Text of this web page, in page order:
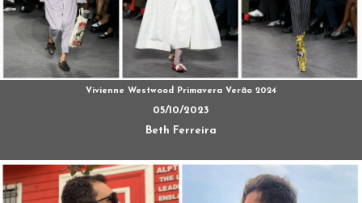
Vivienne Westwood Primavera Verão 2024
05/10/2023
Beth Ferreira